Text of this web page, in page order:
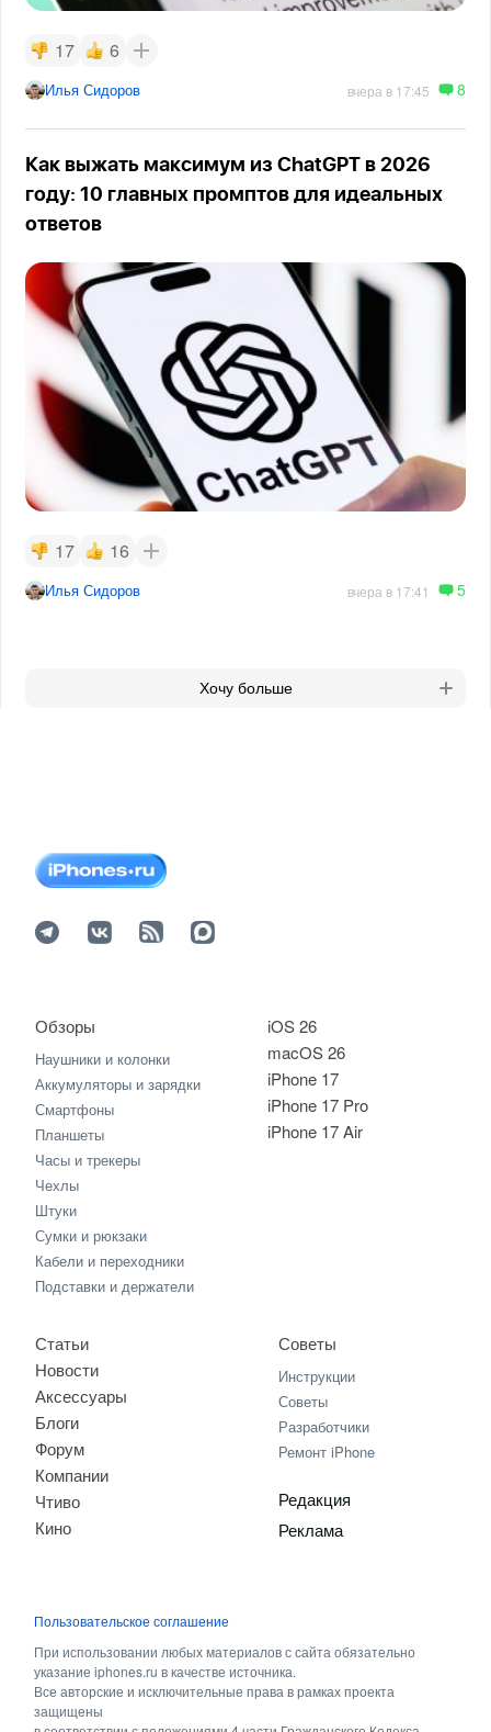
17 6
Илья Сидоров вчера в 17:45 8
Как выжать максимум из ChatGPT в 2026
году: 10 главных промптов для идеальных
ответов
17 16
Илья Сидоров вчера в 17:41 5
Хочу больше
iOS 26
macOS 26
iPhone 17
iPhone 17 Pro
iPhone 17 Air
Обзоры
Наушники и колонки
Аккумуляторы и зарядки
Смартфоны
Планшеты
Часы и трекеры
Чехлы
Штуки
Сумки и рюкзаки
Кабели и переходники
Подставки и держатели
Статьи
Новости
Аксессуары
Блоги
Форум
Компании
Чтиво
Кино
Советы
Инструкции
Советы
Разработчики
Ремонт iPhone
Редакция
Реклама
Пользовательское соглашение
При использовании любых материалов с сайта обязательно
указание iphones.ru в качестве источника.
Все авторские и исключительные права в рамках проекта
защищены